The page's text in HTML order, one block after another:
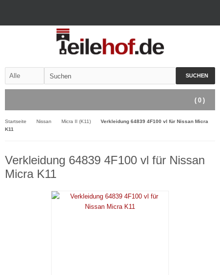
SUCHEN
( 0 )
Startseite Nissan Micra II (K11)
Verkleidung 64839 4F100 vl für Nissan Micra
K11
Verkleidung 64839 4F100 vl für Nissan
Micra K11